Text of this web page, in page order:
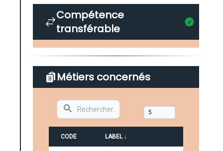
Compétence
transférable
Métiers concernés
Search
CODE LABEL ↓